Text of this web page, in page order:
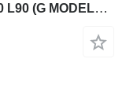
Volvo D6H motor para Volvo L60 L70 L90 (G MODELL) cargadora de ruedas